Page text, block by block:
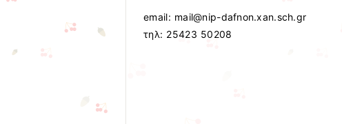
email: mail@nip-dafnon.xan.sch.gr
τηλ: 25423 50208